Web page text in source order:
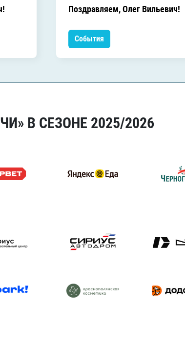
Поздравляем, Олег Вильевич!
События
В СЕЗОНЕ 2025/2026